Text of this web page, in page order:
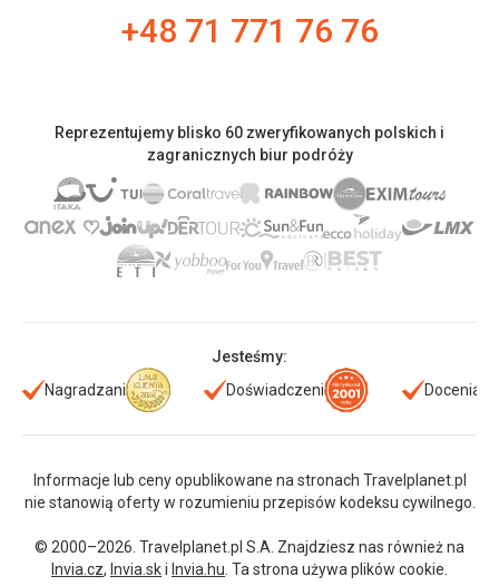
+48 71 771 76 76
Reprezentujemy blisko 60 zweryfikowanych polskich i
zagranicznych biur podróży
Jesteśmy:
Nagradzani
Doświadczeni Doceniani
Informacje lub ceny opublikowane na stronach Travelplanet.pl
nie stanowią oferty w rozumieniu przepisów kodeksu cywilnego.
© 2000–2026. Travelplanet.pl S.A. Znajdziesz nas również na
Invia.cz, Invia.ski Invia.hu . Ta strona używa plików cookie.